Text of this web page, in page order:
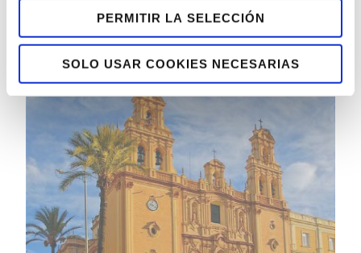
PERMITIR LA SELECCIÓN
SOLO USAR COOKIES NECESARIAS
Ciudad Real
c/ Estación Viacrucis, 11